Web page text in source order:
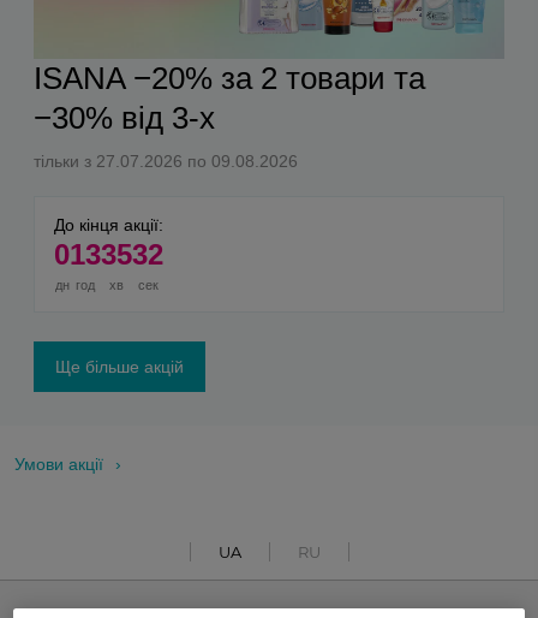
ISANA −20% за 2 товари та
−30% від 3-х
тільки з 27.07.2026 по 09.08.2026
До кінця акції:
0
дн
13
год
35
хв
32
сек
Ще більше акцій
Умови акції
UA RU